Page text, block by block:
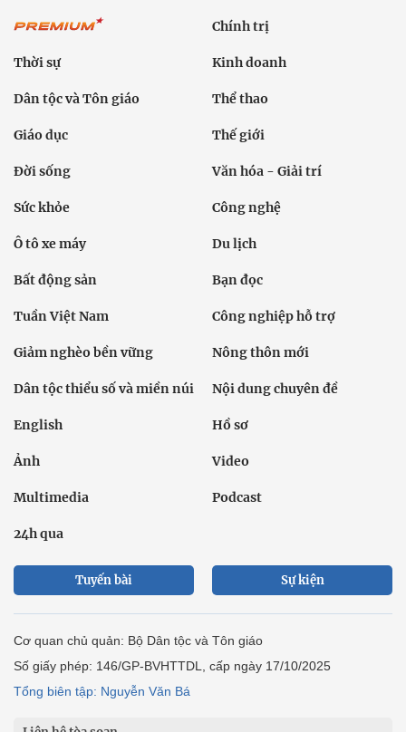
Chính trị
Thời sự Kinh doanh
Dân tộc và Tôn giáo Thể thao
Giáo dục Thế giới
Đời sống Văn hóa - Giải trí
Sức khỏe Công nghệ
Ô tô xe máy Du lịch
Bất động sản Bạn đọc
Tuần Việt Nam Công nghiệp hỗ trợ
Giảm nghèo bền vững Nông thôn mới
Dân tộc thiểu số và miền núi Nội dung chuyên đề
English Hồ sơ
Ảnh Video
Multimedia Podcast
24h qua
Tuyến bài Sự kiện
Cơ quan chủ quản: Bộ Dân tộc và Tôn giáo
Số giấy phép: 146/GP-BVHTTDL, cấp ngày 17/10/2025
Tổng biên tập: Nguyễn Văn Bá